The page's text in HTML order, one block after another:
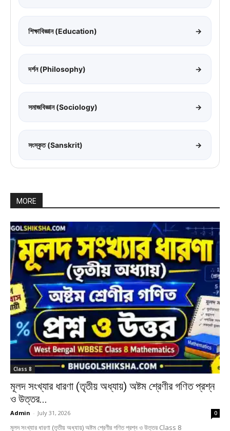
শিক্ষাবিজ্ঞান (Education) →
দর্শন (Philosophy) →
সমাজবিজ্ঞান (Sociology) →
সংস্কৃত (Sanskrit) →
MORE
Class 8
মূলদ সংখ্যার ধারণা (তৃতীয় অধ্যায়) অষ্টম শ্রেণীর গণিত প্রশ্ন
ও উত্তর...
Admin - July 31, 2026 0
মূলদ সংখ্যার ধারণা (তৃতীয় অধ্যায়) অষ্টম শ্রেণীর গণিত প্রশ্ন ও উত্তর Class 8